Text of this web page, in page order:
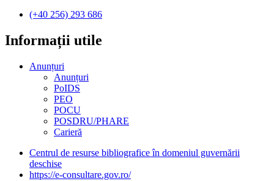
(+40 256) 293 686
Informații utile​
Anunțuri
Anunțuri
PoIDS
PEO
POCU
POSDRU/PHARE
Carieră
Centrul de resurse bibliografice în domeniul guvernării
deschise
https://e-consultare.gov.ro/